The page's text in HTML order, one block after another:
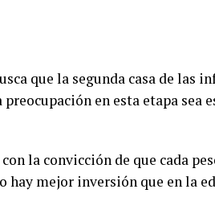
que la segunda casa de las
en esta etapa sea
la convicción de que cada
hay mejor inversión que en la